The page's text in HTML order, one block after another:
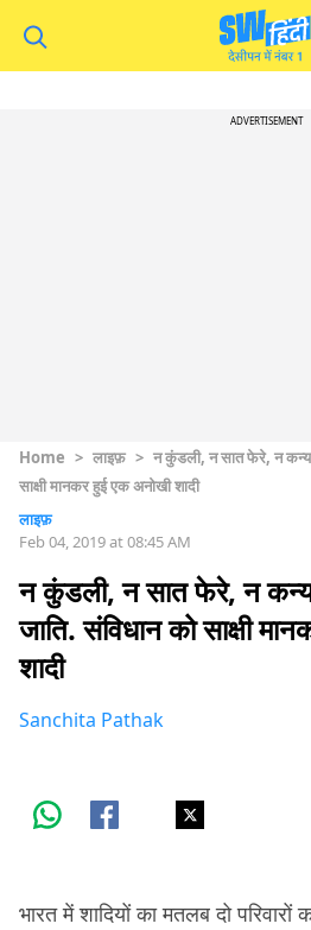
ADVERTISEMENT
Home > लाइफ़ > न कुंडली, न सात फेरे, न
साक्षी मानकर हुई एक अनोखी शादी
लाइफ़
Feb 04, 2019 at 08:45 AM
न कुंडली, न सात फेरे, न
जाति. संविधान को साक्षी
शादी
Sanchita Pathak
भारत में शादियों का मतलब दो परिवारों